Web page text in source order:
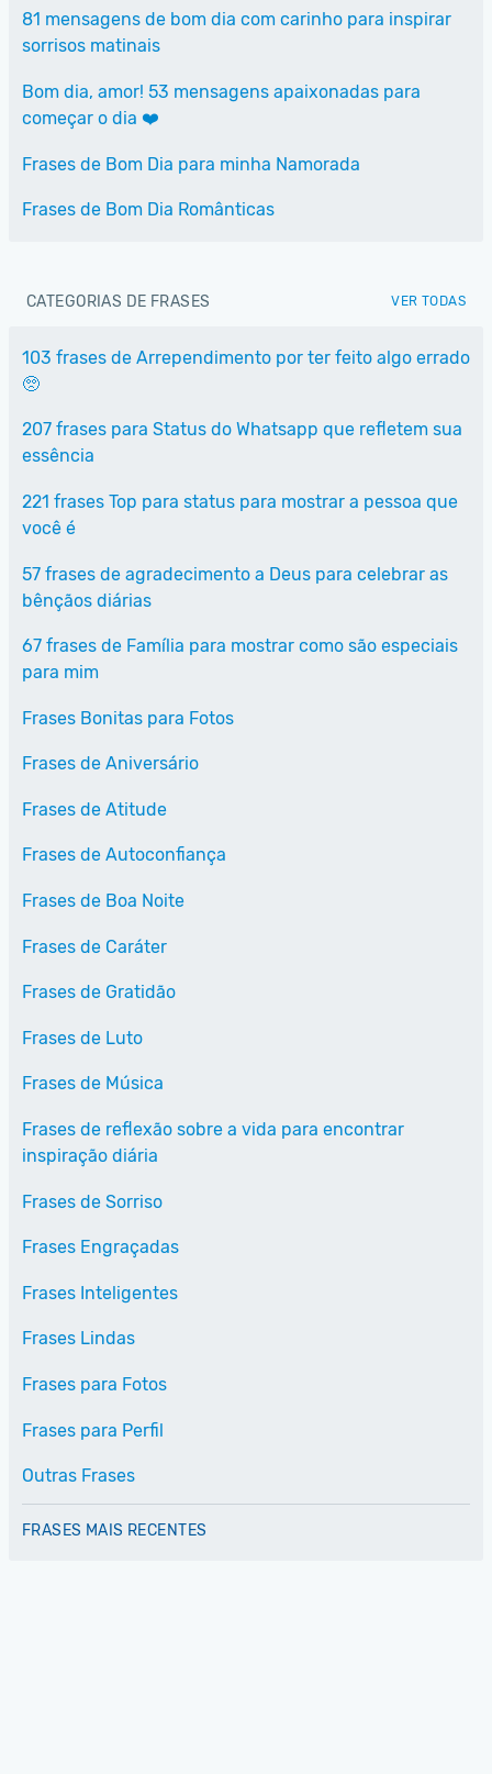
81 mensagens de bom dia com carinho para inspirar
sorrisos matinais
Bom dia, amor! 53 mensagens apaixonadas para
começar o dia ❤️
Frases de Bom Dia para minha Namorada
Frases de Bom Dia Românticas
CATEGORIAS DE FRASES VER TODAS
103 frases de Arrependimento por ter feito algo errado
🥺
207 frases para Status do Whatsapp que refletem sua
essência
221 frases Top para status para mostrar a pessoa que
você é
57 frases de agradecimento a Deus para celebrar as
bênçãos diárias
67 frases de Família para mostrar como são especiais
para mim
Frases Bonitas para Fotos
Frases de Aniversário
Frases de Atitude
Frases de Autoconfiança
Frases de Boa Noite
Frases de Caráter
Frases de Gratidão
Frases de Luto
Frases de Música
Frases de reflexão sobre a vida para encontrar
inspiração diária
Frases de Sorriso
Frases Engraçadas
Frases Inteligentes
Frases Lindas
Frases para Fotos
Frases para Perfil
Outras Frases
FRASES MAIS RECENTES